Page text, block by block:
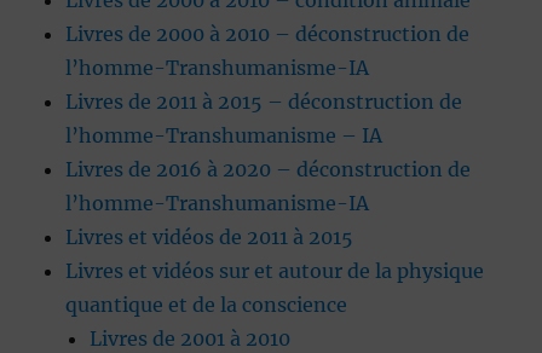
Livres de 2000 à 2010 – déconstruction de
l’homme-Transhumanisme-IA
Livres de 2011 à 2015 – déconstruction de
l’homme-Transhumanisme – IA
Livres de 2016 à 2020 – déconstruction de
l’homme-Transhumanisme-IA
Livres et vidéos de 2011 à 2015
Livres et vidéos sur et autour de la physique
quantique et de la conscience
Livres de 2001 à 2010